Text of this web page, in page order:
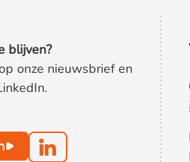
blijven?
onze nieuwsbrief en